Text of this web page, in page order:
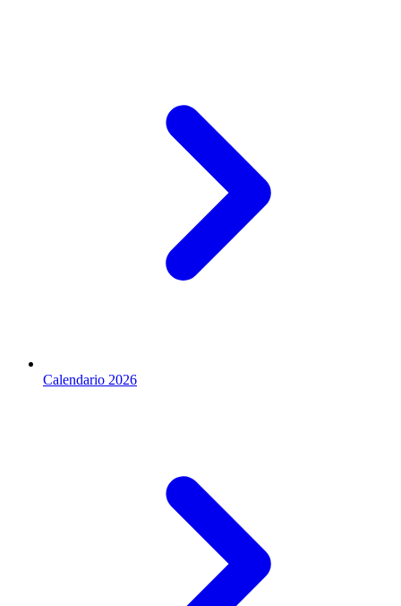
Calendario 2026